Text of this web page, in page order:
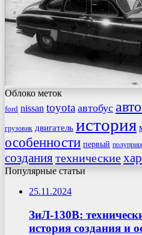
Облоко меток
ford nissan toyota автобус
грузовик двигатель история
особенности первый
созданиятехнические
Популярные статьи
25.11.2024
ЗиЛ-130В:
история создания и